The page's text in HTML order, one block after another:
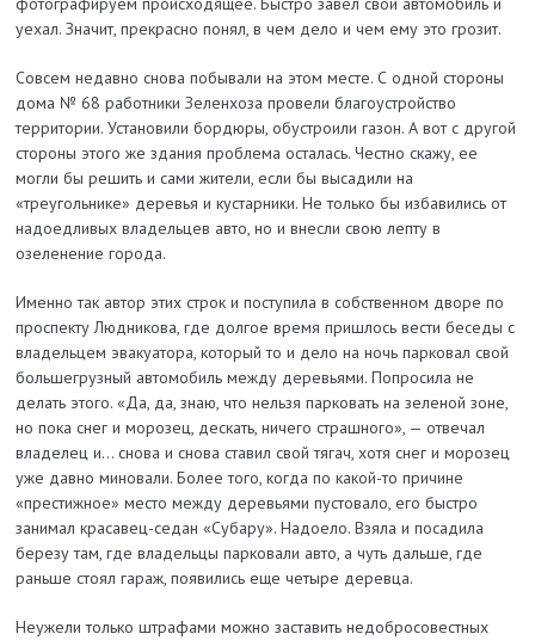
уехал. Значит, прекрасно понял, в чем дело и чем ему это грозит.
Совсем недавно снова побывали на этом мес­те. С одной стороны
дома № 68 работники Зеленхоза провели благоустройство
территории. Установили бордюры, обустроили газон. А вот с другой
стороны этого же здания проб­лема осталась. Честно скажу, ее
могли бы решить и сами жители, если бы высадили на
«треугольнике» деревья и кустарники. Не только бы избавились от
надоедливых владельцев авто, но и внесли свою лепту в
озеленение города.
Именно так автор этих строк и поступила в собственном дворе по
проспекту Людникова, где долгое время пришлось вести беседы с
владельцем эвакуатора, который то и дело на ночь парковал свой
большегрузный автомобиль между деревьями. Попросила не
делать этого. «Да, да, знаю, что нельзя парковать на зеленой зоне,
но пока снег и морозец, дескать, ничего страшного», — отвечал
владелец и… снова и снова ставил свой тягач, хотя снег и морозец
уже давно миновали. Более того, когда по какой-то причине
«престижное» место между деревьями пустовало, его быстро
занимал красавец-седан «Субару». Надоело. Взяла и посадила
березу там, где владельцы парковали авто, а чуть дальше, где
раньше стоял гараж, появились еще четыре деревца.
Неужели только штрафами можно за­ставить недобросовестных